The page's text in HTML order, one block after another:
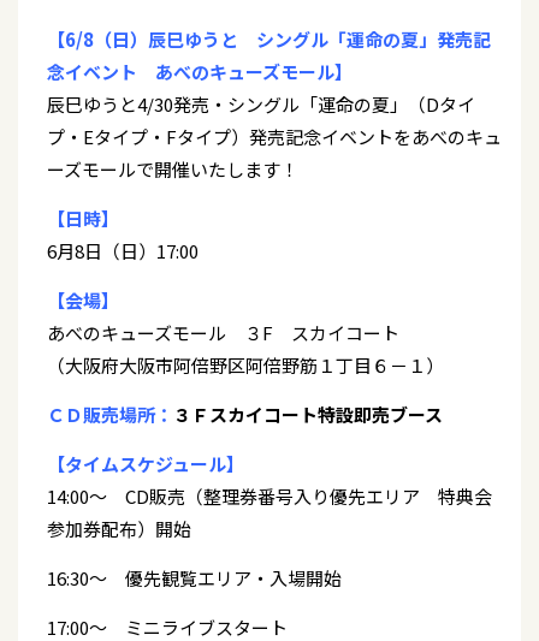
【6/8（日）辰巳ゆうと シングル「運命の夏」発売記
念イベント あべのキューズモール】
辰巳ゆうと4/30発売・シングル「運命の夏」（Dタイ
プ・Eタイプ・Fタイプ）発売記念イベントをあべのキュ
ーズモールで開催いたします！
【日時】
6月8日（日）17:00
【会場】
あべのキューズモール ３F スカイコート
（大阪府大阪市阿倍野区阿倍野筋１丁目６－１）
ＣＤ販売場所： ３Ｆスカイコート特設即売ブース
【タイムスケジュール】
14:00～ CD販売（整理券番号入り優先エリア 特典会
参加券配布）開始
16:30～ 優先観覧エリア・入場開始
17:00～ ミニライブスタート